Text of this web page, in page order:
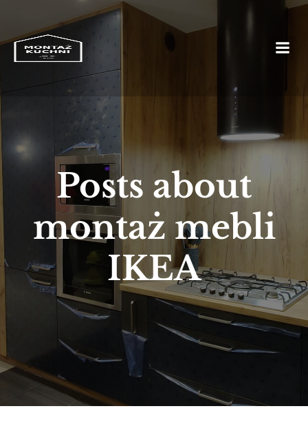
Posts about
montaż mebli
IKEA